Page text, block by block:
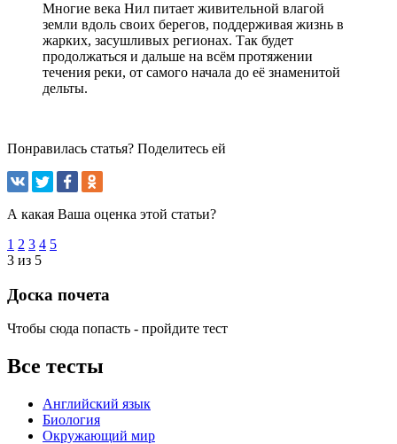
Многие века Нил питает живительной влагой
земли вдоль своих берегов, поддерживая жизнь в
жарких, засушливых регионах. Так будет
продолжаться и дальше на всём протяжении
течения реки, от самого начала до её знаменитой
дельты.
Понравилась статья? Поделитесь ей
А какая Ваша оценка этой статьи?
1 2 3 4 5
3 из 5
Доска почета
Чтобы сюда попасть - пройдите тест
Все тесты
Английский язык
Биология
Окружающий мир